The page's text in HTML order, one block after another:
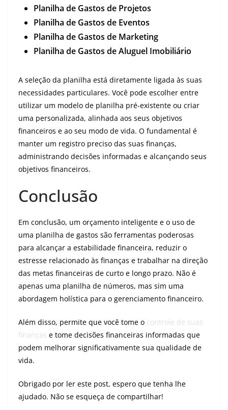
Planilha de Gastos de Projetos
Planilha de Gastos de Eventos
Planilha de Gastos de Marketing
Planilha de Gastos de Aluguel Imobiliário
A seleção da planilha está diretamente ligada às suas
necessidades particulares. Você pode escolher entre
utilizar um modelo de planilha pré-existente ou criar
uma personalizada, alinhada aos seus objetivos
financeiros e ao seu modo de vida. O fundamental é
manter um registro preciso das suas finanças,
administrando decisões informadas e alcançando seus
objetivos financeiros.
Conclusão
Em conclusão, um orçamento inteligente e o uso de
uma planilha de gastos são ferramentas poderosas
para alcançar a estabilidade financeira, reduzir o
estresse relacionado às finanças e trabalhar na direção
das metas financeiras de curto e longo prazo. Não é
apenas uma planilha de números, mas sim uma
abordagem holística para o gerenciamento financeiro.
Além disso, permite que você tome o controle de suas
finanças e tome decisões financeiras informadas que
podem melhorar significativamente sua qualidade de
vida.
Obrigado por ler este post, espero que tenha lhe
ajudado. Não se esqueça de compartilhar!